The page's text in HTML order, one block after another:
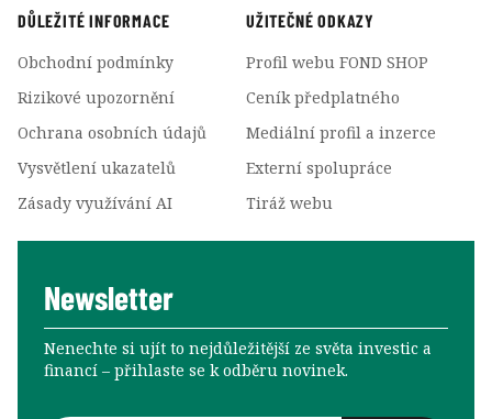
DŮLEŽITÉ INFORMACE
Obchodní podmínky
Rizikové upozornění
Ochrana osobních údajů
Vysvětlení ukazatelů
Zásady využívání AI
UŽITEČNÉ ODKAZY
Profil webu FOND SHOP
Ceník předplatného
Mediální profil a inzerce
Externí spolupráce
Tiráž webu
Newsletter
Nenechte si ujít to nejdůležitější ze světa investic a
financí –⁠⁠⁠⁠⁠⁠ přihlaste se k odběru novinek.